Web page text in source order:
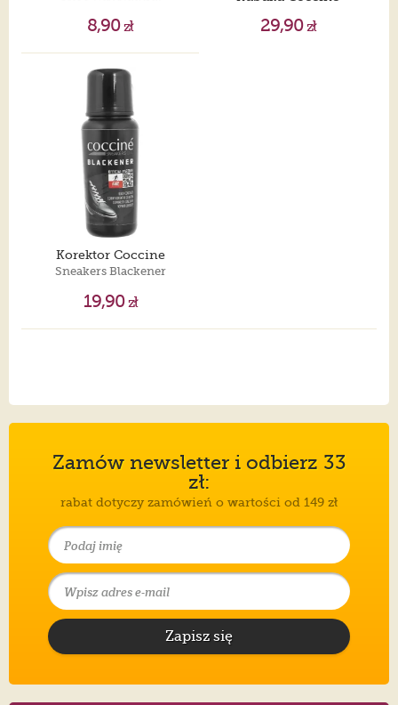
8,90zł 29,90zł
Korektor Coccine
Sneakers Blackener
19,90zł
Zamów newsletter i odbierz 33
zł:
rabat dotyczy zamówień o wartości od 149 zł
Zapisz się